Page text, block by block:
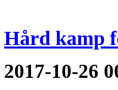
Hård kamp
2017-10-26